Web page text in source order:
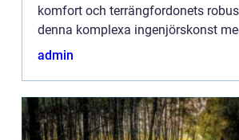
komfort och terrängfordonets
denna komplexa ingenjörskonst
specifika utmaningar för
admin